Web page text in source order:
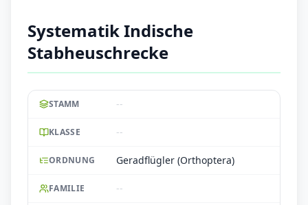
Systematik Indische
Stabheuschrecke
STAMM --
KLASSE --
ORDNUNG Geradflügler (Orthoptera)
FAMILIE --